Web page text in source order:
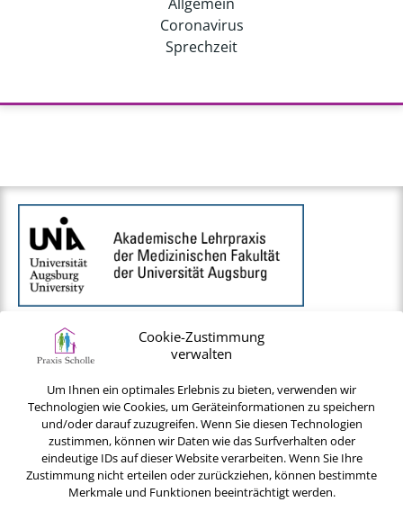
Cookie-Zustimmung
verwalten
Um Ihnen ein optimales Erlebnis zu bieten, verwenden wir
Technologien wie Cookies, um Geräteinformationen zu speichern
und/oder darauf zuzugreifen. Wenn Sie diesen Technologien
zustimmen, können wir Daten wie das Surfverhalten oder
eindeutige IDs auf dieser Website verarbeiten. Wenn Sie Ihre
Zustimmung nicht erteilen oder zurückziehen, können bestimmte
Merkmale und Funktionen beeinträchtigt werden.
Coronavirus
Sprechzeit
© 2026 Praxis Berit Scholle - Hausarzt Diedorf